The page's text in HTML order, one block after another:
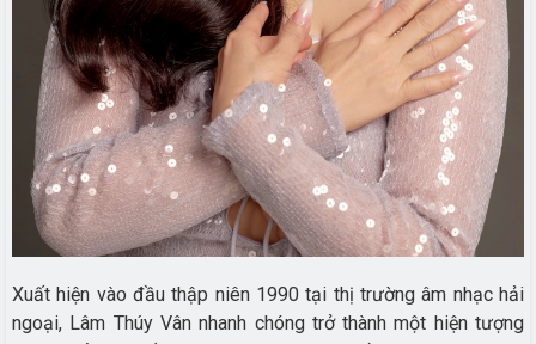
Xuất hiện vào đầu thập niên 1990 tại thị trường âm nhạc hải
ngoại, Lâm Thúy Vân nhanh chóng trở thành một hiện tượng